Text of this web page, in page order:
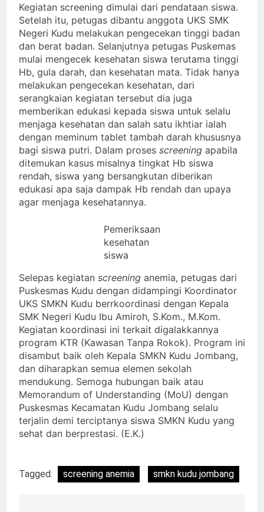
Kegiatan screening dimulai dari pendataan siswa.
Setelah itu, petugas dibantu anggota UKS SMK
Negeri Kudu melakukan pengecekan tinggi badan
dan berat badan. Selanjutnya petugas Puskemas
mulai mengecek kesehatan siswa terutama tinggi
Hb, gula darah, dan kesehatan mata. Tidak hanya
melakukan pengecekan kesehatan, dari
serangkaian kegiatan tersebut dia juga
memberikan edukasi kepada siswa untuk selalu
menjaga kesehatan dan salah satu ikhtiar ialah
dengan meminum tablet tambah darah khususnya
bagi siswa putri. Dalam proses screening apabila
ditemukan kasus misalnya tingkat Hb siswa
rendah, siswa yang bersangkutan diberikan
edukasi apa saja dampak Hb rendah dan upaya
agar menjaga kesehatannya.
Pemeriksaan
kesehatan
siswa
Selepas kegiatan screening anemia, petugas dari
Puskesmas Kudu dengan didampingi Koordinator
UKS SMKN Kudu berrkoordinasi dengan Kepala
SMK Negeri Kudu Ibu Amiroh, S.Kom., M.Kom.
Kegiatan koordinasi ini terkait digalakkannya
program KTR (Kawasan Tanpa Rokok). Program ini
disambut baik oleh Kepala SMKN Kudu Jombang,
dan diharapkan semua elemen sekolah
mendukung. Semoga hubungan baik atau
Memorandum of Understanding (MoU) dengan
Puskesmas Kecamatan Kudu Jombang selalu
terjalin demi terciptanya siswa SMKN Kudu yang
sehat dan berprestasi. (E.K.)
Tagged: screening anemia smkn kudu jombang